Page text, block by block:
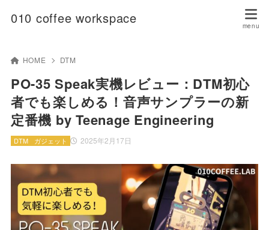
010 coffee workspace
HOME DTM
PO-35 Speak実機レビュー：DTM初心
者でも楽しめる！音声サンプラーの新
定番機 by Teenage Engineering
2025年2月17日
DTM ガジェット